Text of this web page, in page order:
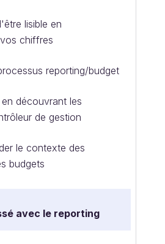
lisible en
chiffres
reporting/budget
découvrant les
de gestion
le contexte des
budgets
avec le reporting